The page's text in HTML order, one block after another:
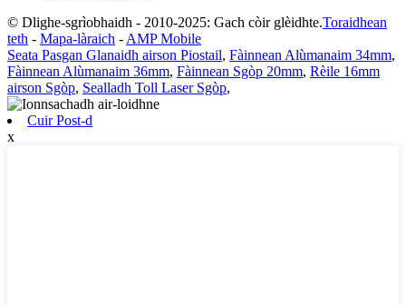
© Dlighe-sgrìobhaidh - 2010-2025: Gach còir glèidhte.Toraidhean
teth - Mapa-làraich - AMP Mobile
Seata Pasgan Glanaidh airson Piostail, Fàinnean Alùmanaim 34mm,
Fàinnean Alùmanaim 36mm, Fàinnean Sgòp 20mm, Rèile 16mm
airson Sgòp, Sealladh Toll Laser Sgòp,
Cuir Post-d
x